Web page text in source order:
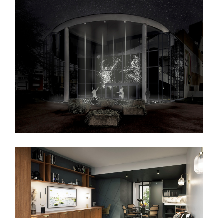
POINTS COMMUNS
Commercial